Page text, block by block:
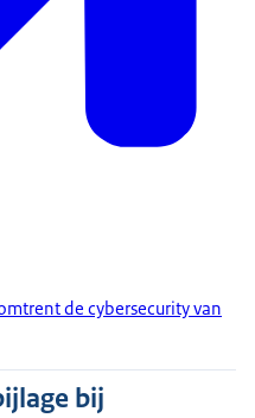
de cybersecurity van
bij